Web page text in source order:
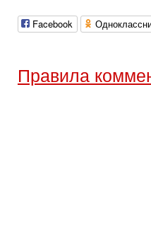
Facebook
Правила